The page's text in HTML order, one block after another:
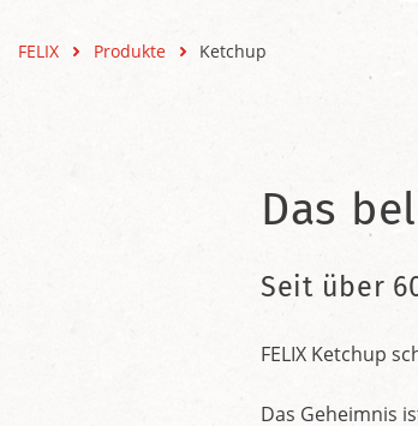
FELIX Produkte Ketchup
Das
Seit über
FELIX Ketchup
Das Geheimnis